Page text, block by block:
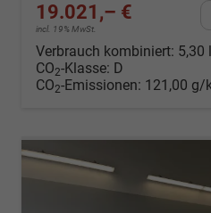
19.021,– €
incl. 19% MwSt.
Verbrauch kombiniert: 5,30
CO2-Klasse: D
CO2-Emissionen: 121,00 g/